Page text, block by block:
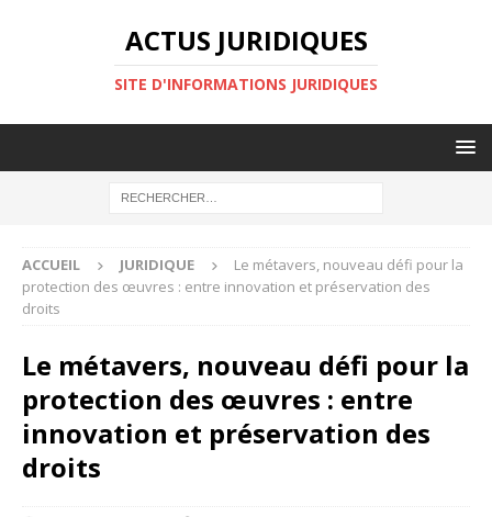
ACTUS JURIDIQUES
SITE D'INFORMATIONS JURIDIQUES
ACCUEIL JURIDIQUE
Le métavers, nouveau défi pour la
protection des œuvres : entre innovation et préservation des
droits
Le métavers, nouveau défi pour la
protection des œuvres : entre
innovation et préservation des
droits